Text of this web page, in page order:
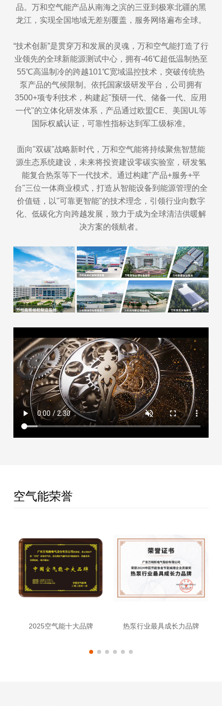
品。万和空气能产品从南海之滨的三亚到极寒北疆的黑
龙江，实现全国地域无差别覆盖，服务网络遍布全球。
“技术创新”是贯穿万和发展的灵魂，万和空气能打造了行
业领先的全球新能源测试中心，拥有-46℃超低温制热至
55℃高温制冷的跨越101℃宽域温控技术，突破传统热
泵产品的气候限制。依托国家级研发平台，公司拥有
3500+项专利技术，构建起"预研一代、储备一代、应用
一代"的立体化研发体系，产品通过欧盟CE、美国UL等
国际权威认证，可靠性指标达到军工级标准。
面向"双碳"战略新时代，万和空气能将持续聚焦智慧能
源生态系统建设，未来将投资建设零碳实验室，研发氢
能复合热泵等下一代技术。通过构建"产品+服务+平
台"三位一体商业模式，打造从智能设备到能源管理的全
价值链，以"可靠更智能"的技术理念，引领行业向数字
化、低碳化方向跨越发展，致力于成为全球清洁供暖解
决方案的领航者。
空气能荣誉
2025空气能十大品牌 热泵行业最具成长力品牌